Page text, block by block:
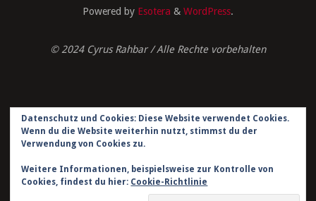
Powered by Esotera & WordPress.
© 2024 Cyrus Rahbar / Alle Rechte vorbehalten
Impressum
Kontakt
Datenschutz und Cookies: Diese Website verwendet Cookies.
Wenn du die Website weiterhin nutzt, stimmst du der
Verwendung von Cookies zu.
Weitere Informationen, beispielsweise zur Kontrolle von
Cookies, findest du hier: Cookie-Richtlinie